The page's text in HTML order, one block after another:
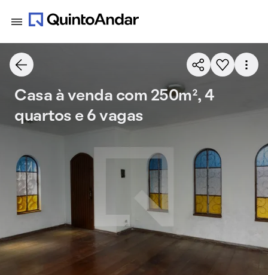
Casa à venda com 250m², 4
quartos e 6 vagas